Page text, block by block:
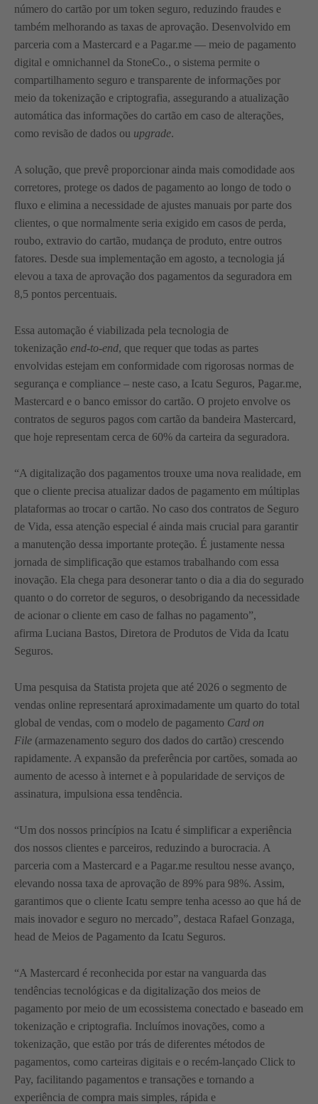
número do cartão por um token seguro, reduzindo fraudes e
também melhorando as taxas de aprovação. Desenvolvido em
parceria com a Mastercard e a Pagar.me — meio de pagamento
digital e omnichannel da StoneCo., o sistema permite o
compartilhamento seguro e transparente de informações por
meio da tokenização e criptografia, assegurando a atualização
automática das informações do cartão em caso de alterações,
como revisão de dados ou upgrade.
A solução, que prevê proporcionar ainda mais comodidade aos
corretores, protege os dados de pagamento ao longo de todo o
fluxo e elimina a necessidade de ajustes manuais por parte dos
clientes, o que normalmente seria exigido em casos de perda,
roubo, extravio do cartão, mudança de produto, entre outros
fatores. Desde sua implementação em agosto, a tecnologia já
elevou a taxa de aprovação dos pagamentos da seguradora em
8,5 pontos percentuais.
Essa automação é viabilizada pela tecnologia de
tokenização end-to-end, que requer que todas as partes
envolvidas estejam em conformidade com rigorosas normas de
segurança e compliance – neste caso, a Icatu Seguros, Pagar.me,
Mastercard e o banco emissor do cartão. O projeto envolve os
contratos de seguros pagos com cartão da bandeira Mastercard,
que hoje representam cerca de 60% da carteira da seguradora.
“A digitalização dos pagamentos trouxe uma nova realidade, em
que o cliente precisa atualizar dados de pagamento em múltiplas
plataformas ao trocar o cartão. No caso dos contratos de Seguro
de Vida, essa atenção especial é ainda mais crucial para garantir
a manutenção dessa importante proteção. É justamente nessa
jornada de simplificação que estamos trabalhando com essa
inovação. Ela chega para desonerar tanto o dia a dia do segurado
quanto o do corretor de seguros, o desobrigando da necessidade
de acionar o cliente em caso de falhas no pagamento”,
afirma Luciana Bastos, Diretora de Produtos de Vida da Icatu
Seguros.
Uma pesquisa da Statista projeta que até 2026 o segmento de
vendas online representará aproximadamente um quarto do total
global de vendas, com o modelo de pagamento Card on
File (armazenamento seguro dos dados do cartão) crescendo
rapidamente. A expansão da preferência por cartões, somada ao
aumento de acesso à internet e à popularidade de serviços de
assinatura, impulsiona essa tendência.
“Um dos nossos princípios na Icatu é simplificar a experiência
dos nossos clientes e parceiros, reduzindo a burocracia. A
parceria com a Mastercard e a Pagar.me resultou nesse avanço,
elevando nossa taxa de aprovação de 89% para 98%. Assim,
garantimos que o cliente Icatu sempre tenha acesso ao que há de
mais inovador e seguro no mercado”, destaca Rafael Gonzaga,
head de Meios de Pagamento da Icatu Seguros.
“A Mastercard é reconhecida por estar na vanguarda das
tendências tecnológicas e da digitalização dos meios de
pagamento por meio de um ecossistema conectado e baseado em
tokenização e criptografia. Incluímos inovações, como a
tokenização, que estão por trás de diferentes métodos de
pagamentos, como carteiras digitais e o recém-lançado Click to
Pay, facilitando pagamentos e transações e tornando a
experiência de compra mais simples, rápida e